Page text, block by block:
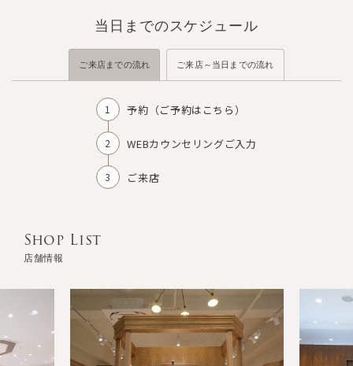
当日までのスケジュール
ご来店までの流れ ご来店～当日までの流れ
予約（ご予約はこちら）
WEBカウンセリングご入力
ご来店
Shop List
店舗情報